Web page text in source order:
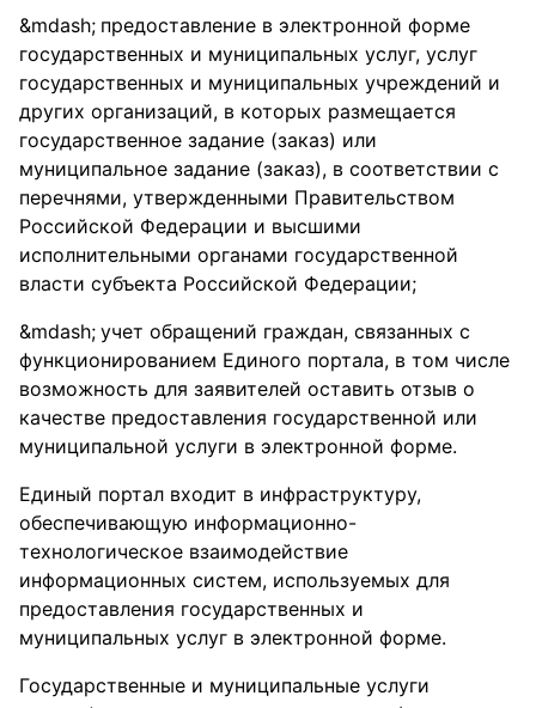
предоставление в электронной форме
государственных и муниципальных услуг, услуг
государственных и муниципальных учреждений и
других организаций, в которых размещается
государственное задание (заказ) или
муниципальное задание (заказ), в соответствии с
перечнями, утвержденными Правительством
Российской Федерации и высшими
исполнительными органами государственной
власти субъекта Российской Федерации;
учет обращений граждан, связанных с
функционированием Единого портала, в том числе
возможность для заявителей оставить отзыв о
качестве предоставления государственной или
муниципальной услуги в электронной форме.
Единый портал входит в инфраструктуру,
обеспечивающую информационно-
технологическое взаимодействие
информационных систем, используемых для
предоставления государственных и
муниципальных услуг в электронной форме.
Государственные и муниципальные услуги